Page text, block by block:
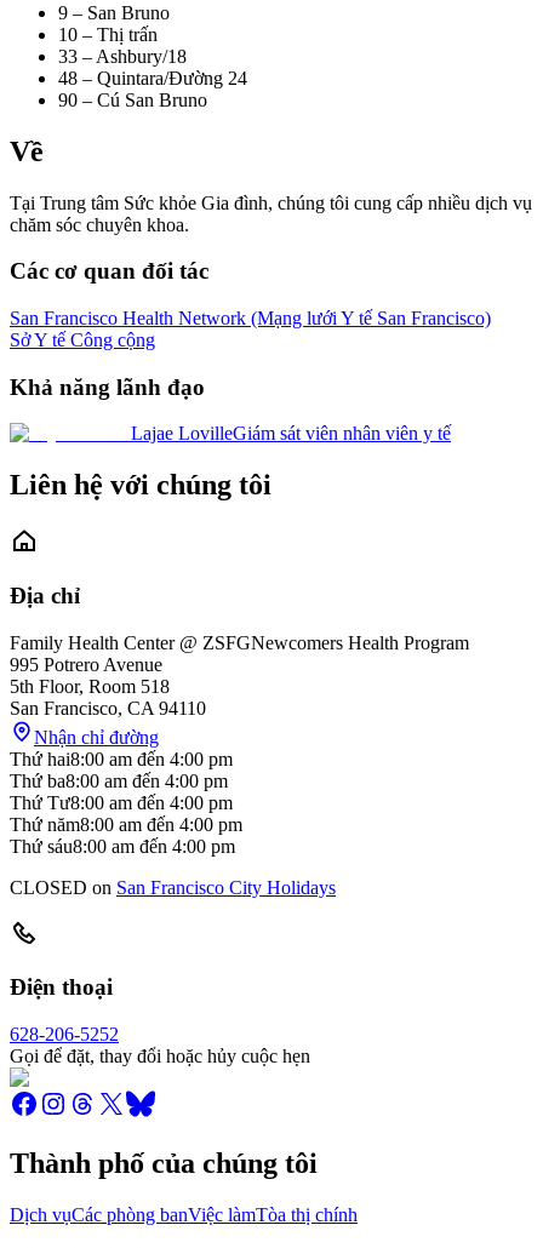
9 – San Bruno
10 – Thị trấn
33 – Ashbury/18
48 – Quintara/Đường 24
90 – Cú San Bruno
Về
Tại Trung tâm Sức khỏe Gia đình, chúng tôi cung cấp nhiều dịch vụ
chăm sóc chuyên khoa.
Các cơ quan đối tác
San Francisco Health Network (Mạng lưới Y tế San Francisco)
Sở Y tế Công cộng
Khả năng lãnh đạo
Lajae LovilleGiám sát viên nhân viên y tế
Liên hệ với chúng tôi
Địa chỉ
Family Health Center @ ZSFGNewcomers Health Program
995 Potrero Avenue
5th Floor, Room 518
San Francisco, CA 94110
Nhận chỉ đường
Thứ hai8:00 am đến 4:00 pm
Thứ ba8:00 am đến 4:00 pm
Thứ Tư8:00 am đến 4:00 pm
Thứ năm8:00 am đến 4:00 pm
Thứ sáu8:00 am đến 4:00 pm
CLOSED on San Francisco City Holidays
Điện thoại
628-206-5252
Gọi để đặt, thay đổi hoặc hủy cuộc hẹn
Thành phố của chúng tôi
Dịch vụCác phòng banViệc làmTòa thị chính